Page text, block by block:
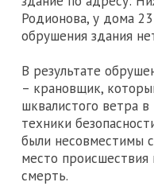
Родионова, у дома
обрушения здания
В результате
– крановщик,
шквалистого ветра
техники
были несовместимы
место происшествия
смерть.